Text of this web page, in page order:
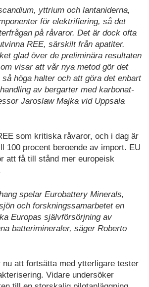
yttrium och lantaniderna,
för elektrifiering, så det
på råvaror. Det är dock ofta
REE, särskilt från apatiter.
glad över de preliminära resultaten
visar att vår nya metod gör det
höga halter och att göra det enbart
av bergarter med karbonat-
Jaroslaw Majka vid Uppsala
som kritiska råvaror, och i dag är
100 procent beroende av import. EU
att få till stånd mer europeisk
spelar Eurobattery Minerals,
och forskningssamarbetet en
Europas självförsörjning av
batterimineraler, säger Roberto
nu att fortsätta med ytterligare tester
Vidare undersöker